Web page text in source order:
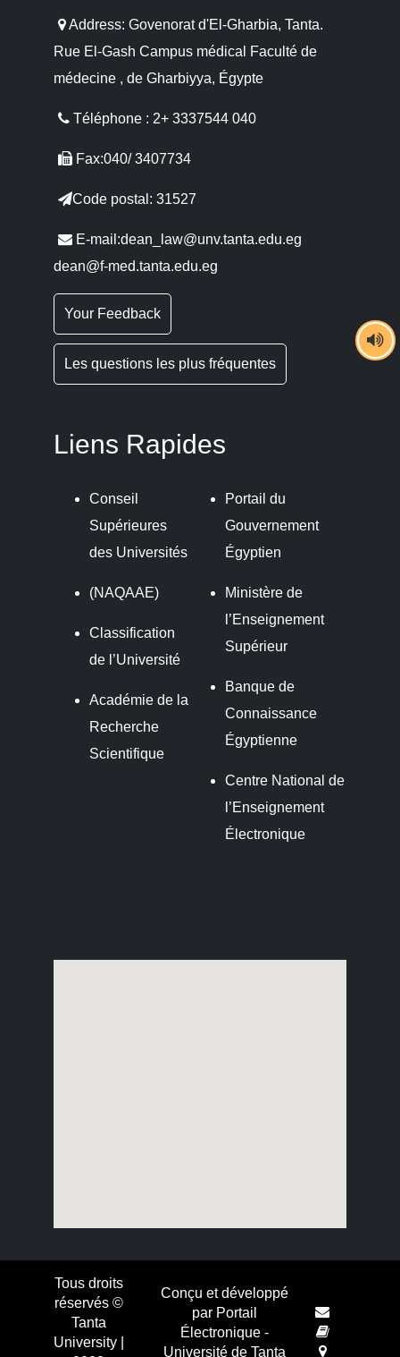
Address: Govenorat d'El-Gharbia, Tanta.
Rue El-Gash Campus médical Faculté de
médecine , de Gharbiyya, Égypte
Téléphone : 2+ 3337544 040
Fax:040/ 3407734
Code postal: 31527
E-mail:dean_law@unv.tanta.edu.eg
dean@f-med.tanta.edu.eg
Your Feedback
Les questions les plus fréquentes
Liens Rapides
Conseil
Supérieures
des Universités
(NAQAAE)
Classification
de l’Université
Académie de la
Recherche
Scientifique
Portail du
Gouvernement
Égyptien
Ministère de
l’Enseignement
Supérieur
Banque de
Connaissance
Égyptienne
Centre National de
l’Enseignement
Électronique
Tous droits
réservés ©
Tanta
University |
Conçu et développé
par Portail
Électronique -
Université de Tanta